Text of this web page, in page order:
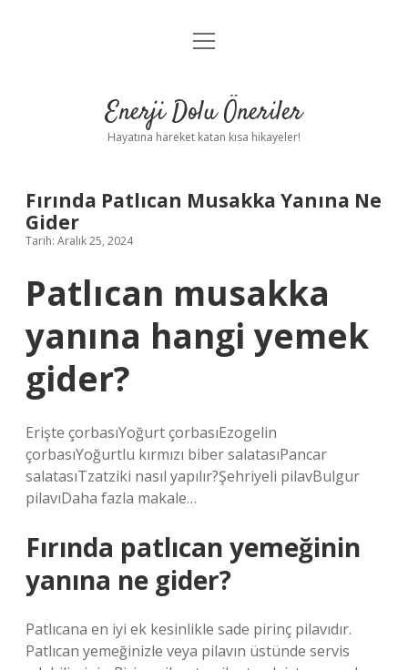
Anasayfa
Yasal Uyarı
menüyü
Enerji Dolu Öneriler
Hayatına hareket katan kısa hikayeler!
Fırında Patlıcan Musakka Yanına Ne
Gider
Tarih: Aralık 25, 2024
Patlıcan musakka
yanına hangi yemek
gider?
Erişte çorbasıYoğurt çorbasıEzogelin
çorbasıYoğurtlu kırmızı biber salatasıPancar
salatasıTzatziki nasıl yapılır?Şehriyeli pilavBulgur
pilavıDaha fazla makale…
Fırında patlıcan yemeğinin
yanına ne gider?
Patlıcana en iyi ek kesinlikle sade pirinç pilavıdır.
Patlıcan yemeğinizle veya pilavın üstünde servis